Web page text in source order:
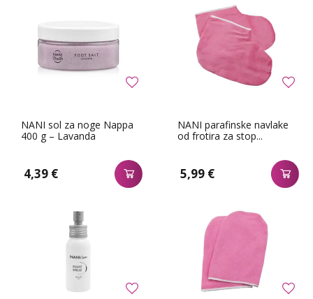
NANI sol za noge Nappa
400 g – Lavanda
4,39 €
NANI parafinske navlake
od frotira za stop...
5,99 €